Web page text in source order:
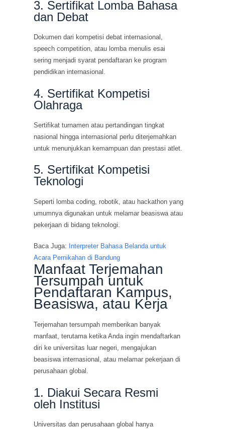
3. Sertifikat Lomba Bahasa
dan Debat
Dokumen dari kompetisi debat internasional,
speech competition, atau lomba menulis esai
sering menjadi syarat pendaftaran ke program
pendidikan internasional.
4. Sertifikat Kompetisi
Olahraga
Sertifikat turnamen atau pertandingan tingkat
nasional hingga internasional perlu diterjemahkan
untuk menunjukkan kemampuan dan prestasi atlet.
5. Sertifikat Kompetisi
Teknologi
Seperti lomba coding, robotik, atau hackathon yang
umumnya digunakan untuk melamar beasiswa atau
pekerjaan di bidang teknologi.
Baca Juga: Interpreter Bahasa Belanda untuk
Acara Pernikahan di Bandung
Manfaat Terjemahan
Tersumpah untuk
Pendaftaran Kampus,
Beasiswa, atau Kerja
Terjemahan tersumpah memberikan banyak
manfaat, terutama ketika Anda ingin mendaftarkan
diri ke universitas luar negeri, mengajukan
beasiswa internasional, atau melamar pekerjaan di
perusahaan global.
1. Diakui Secara Resmi
oleh Institusi
Universitas dan perusahaan global hanya